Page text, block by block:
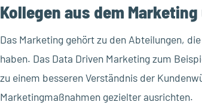
Kollegen aus dem
Das Marketing gehört zu den Abteilungen,
haben. Das Data Driven Marketing zum
zu einem besseren Verständnis der
Marketingmaßnahmen gezielter ausrichten.